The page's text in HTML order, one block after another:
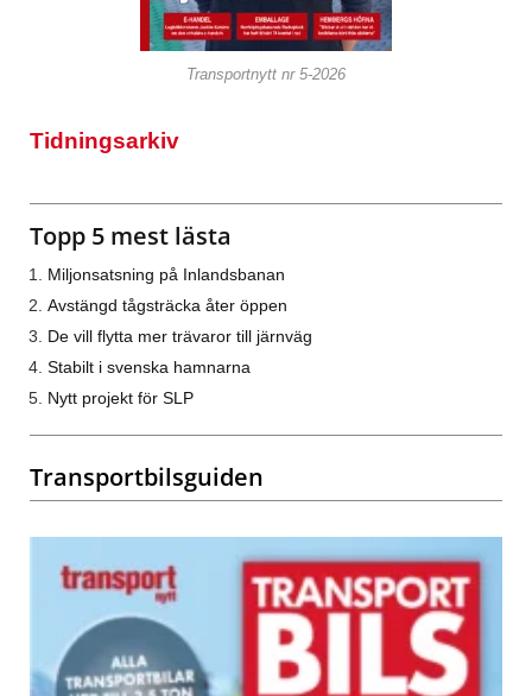
Transportnytt nr 5-2026
Tidningsarkiv
Topp 5 mest lästa
Miljonsatsning på Inlandsbanan
Avstängd tågsträcka åter öppen
De vill flytta mer trävaror till järnväg
Stabilt i svenska hamnarna
Nytt projekt för SLP
Transportbilsguiden